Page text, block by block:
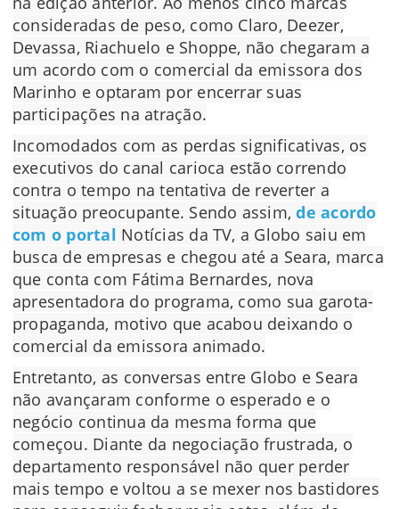
consideradas de peso, como Claro, Deezer,
Devassa, Riachuelo e Shoppe, não chegaram a
um acordo com o comercial da emissora dos
Marinho e optaram por encerrar suas
participações na atração.
Incomodados com as perdas significativas, os
executivos do canal carioca estão correndo
contra o tempo na tentativa de reverter a
situação preocupante. Sendo assim,de acordo
com o portal Notícias da TV, a Globo saiu em
busca de empresas e chegou até a Seara, marca
que conta com Fátima Bernardes, nova
apresentadora do programa, como sua garota-
propaganda, motivo que acabou deixando o
comercial da emissora animado.
Entretanto, as conversas entre Globo e Seara
não avançaram conforme o esperado e o
negócio continua da mesma forma que
começou. Diante da negociação frustrada, o
departamento responsável não quer perder
mais tempo e voltou a se mexer nos bastidores